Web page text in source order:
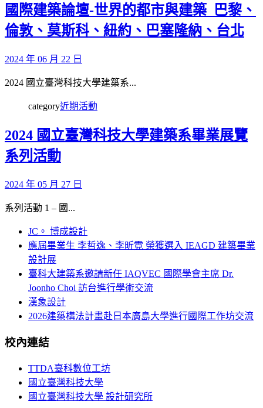
國際建築論壇-世界的都市與建築_巴黎、
倫敦、莫斯科、紐約、巴塞隆納、台北
2024 年 06 月 22 日
2024 國立臺灣科技大學建築系...
category近期活動
2024 國立臺灣科技大學建築系畢業展覽
系列活動
2024 年 05 月 27 日
系列活動 1 – 國...
JC。 博成設計
應屆畢業生 李哲逸、李昕霓 榮獲選入 IEAGD 建築畢業
設計展
臺科大建築系邀請新任 IAQVEC 國際學會主席 Dr.
Joonho Choi 訪台進行學術交流
漢象設計
2026建築構法計畫赴日本廣島大學進行國際工作坊交流
校內連結
TTDA臺科數位工坊
國立臺灣科技大學
國立臺灣科技大學 設計研究所